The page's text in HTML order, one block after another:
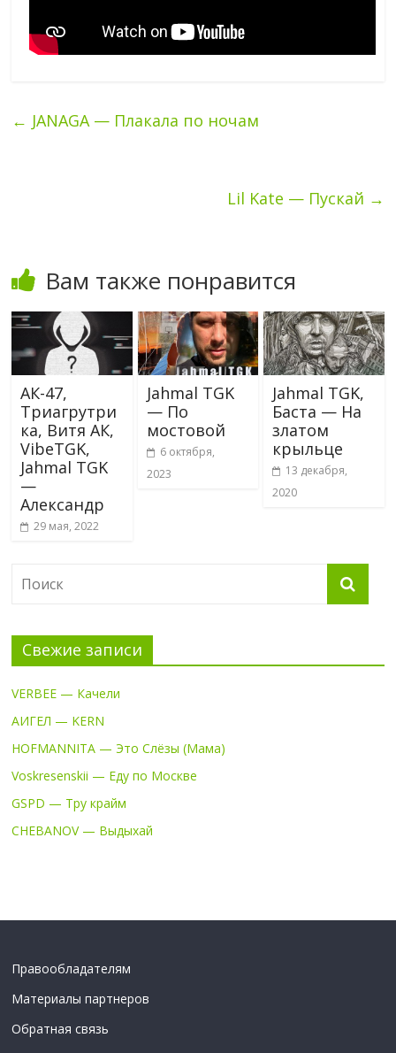
← JANAGA — Плакала по ночам
Lil Kate — Пускай →
Вам также понравится
АК-47,
Триагрутри
ка, Витя АК,
VibeTGK,
Jahmal TGK
—
Александр
29 мая, 2022
Jahmal TGK
— По
мостовой
6 октября,
2023
Jahmal TGK,
Баста — На
златом
крыльце
13 декабря,
2020
Свежие записи
VERBEE — Качели
АИГЕЛ — KERN
HOFMANNITA — Это Слёзы (Мама)
Voskresenskii — Еду по Москве
GSPD — Тру крайм
CHEBANOV — Выдыхай
Правообладателям
Материалы партнеров
Обратная связь